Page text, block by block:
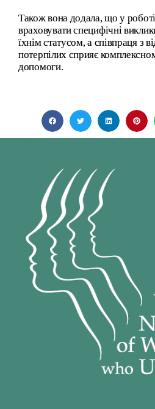
Також вона додала, що у
враховувати специфічні
їхнім статусом, а співпраця з
потерпілих сприяє
допомоги.